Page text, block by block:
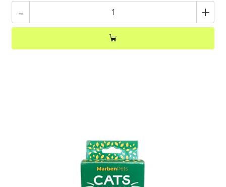
- +